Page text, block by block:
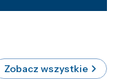
Zobacz wszystkie